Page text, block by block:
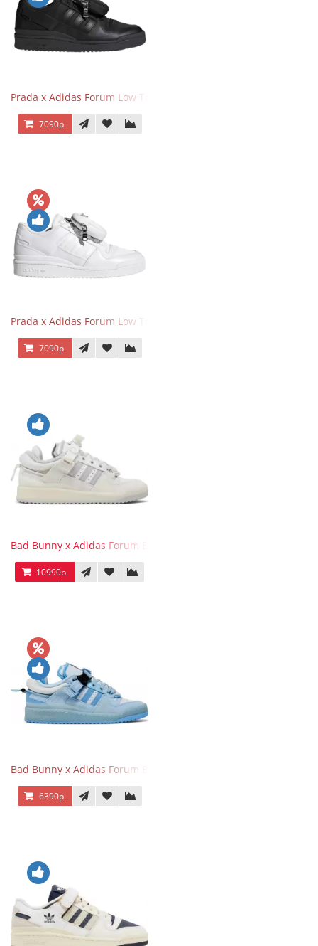
Prada x Adidas Forum Low Triple Black
7090р.
Prada x Adidas Forum Low Triple White
7090р.
Bad Bunny x Adidas Forum Buckle Low Last
10990р.
Bad Bunny x Adidas Forum Buckle Low Blue Tint
6390р.